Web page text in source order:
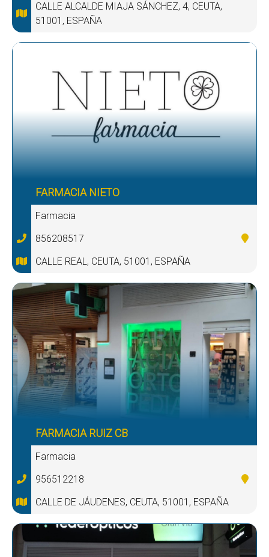
CALLE ALCALDE MIAJA SÁNCHEZ, 4, CEUTA,
51001, ESPAÑA
FARMACIA NIETO
Farmacia
856208517
CALLE REAL, CEUTA, 51001, ESPAÑA
FARMACIA RUIZ CB
Farmacia
956512218
CALLE DE JÁUDENES, CEUTA, 51001, ESPAÑA